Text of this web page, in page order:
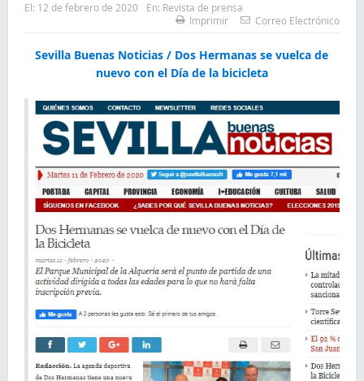
El: 12 de febrero de 2020 En: Revista de prensa
Imprimir
Correo Electrónico
Sevilla Buenas Noticias / Dos Hermanas se vuelca de
nuevo con el Día de la bicicleta